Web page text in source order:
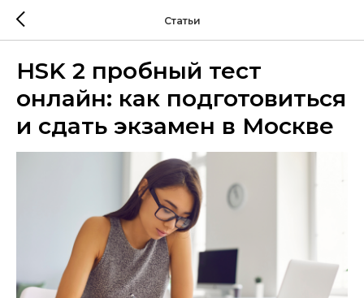
Статьи
HSK 2 пробный тест
онлайн: как подготовиться
и сдать экзамен в Москве